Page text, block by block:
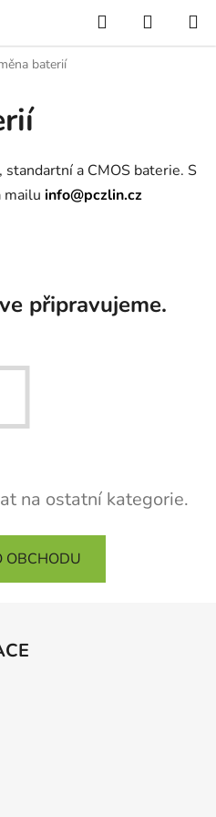
Hledat
KOŠÍK
baterií
a CMOS baterie. S
mailu info@pczlin.cz
připravujeme.
na ostatní kategorie.
OBCHODU